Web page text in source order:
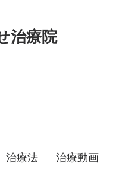
治療院
治療法 治療動画